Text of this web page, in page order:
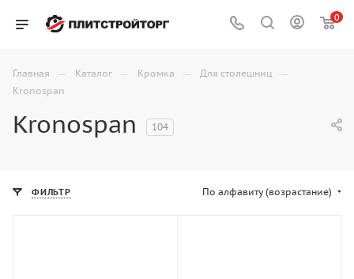
0
Главная — Каталог — Кромка — Для столешниц —
Kronospan
Kronospan 104
ФИЛЬТР По алфавиту (возрастание)